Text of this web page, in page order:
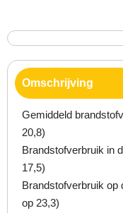
Omschrijving
Gemiddeld
20,8)
Brandstofverbruik in
17,5)
Brandstofverbruik op
op 23,3)